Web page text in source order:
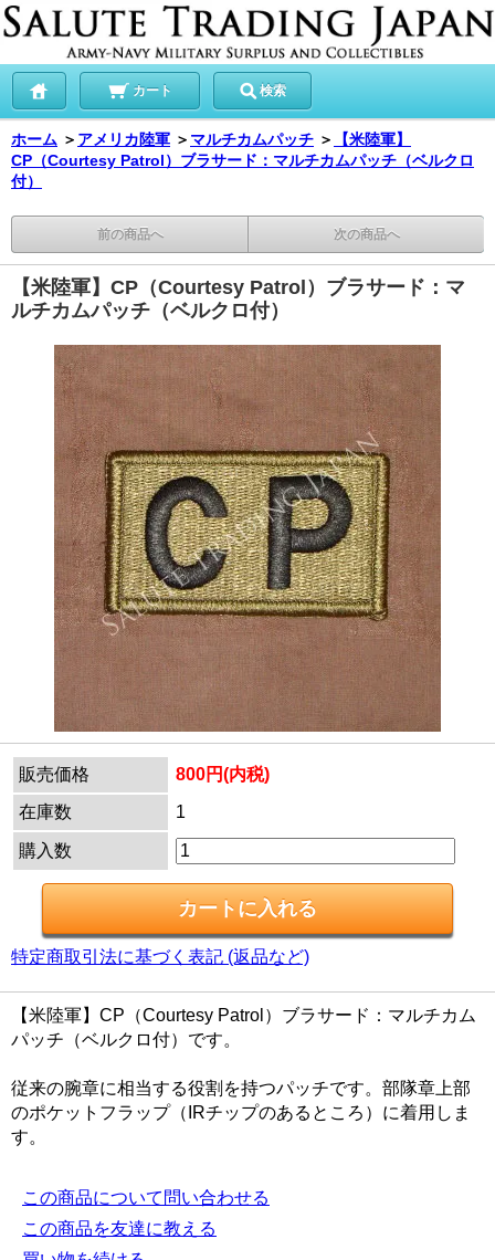
カート 検索
ホーム ＞ アメリカ陸軍 ＞ マルチカムパッチ ＞
【米陸軍】
CP（Courtesy Patrol）ブラサード：マルチカムパッチ（ベルクロ
付）
前の商品へ 次の商品へ
【米陸軍】CP（Courtesy Patrol）ブラサード：マ
ルチカムパッチ（ベルクロ付）
販売価格
800円(内税)
在庫数
1
購入数
特定商取引法に基づく表記 (返品など)
【米陸軍】CP（Courtesy Patrol）ブラサード：マルチカム
パッチ（ベルクロ付）です。
従来の腕章に相当する役割を持つパッチです。部隊章上部
のポケットフラップ（IRチップのあるところ）に着用しま
す。
この商品について問い合わせる
この商品を友達に教える